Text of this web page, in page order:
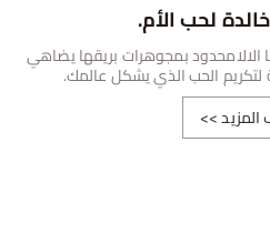
لحب الأم.
الالامحدود بمجوهرات بريقها يضاهي
الحب الذي يشكل عالمك.
المزيد>>